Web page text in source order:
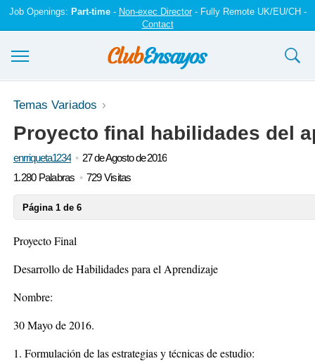
Job Openings: Part-time- Non-exec Director- Fully Remote UK/EU/CH -
Contact
Ensayos y trabajos
Registrarse
Iniciar sesión
Temas Variados
Proyecto final habilidades del
enrriqueta1234
27 de Agosto de 2016
1.280 Palabras
729 Visitas
Página 1 de 6
Proyecto Final
Desarrollo de Habilidades para el Aprendizaje
Nombre:
30 Mayo de 2016.
1. Formulación de las estrategias y técnicas de estudio: